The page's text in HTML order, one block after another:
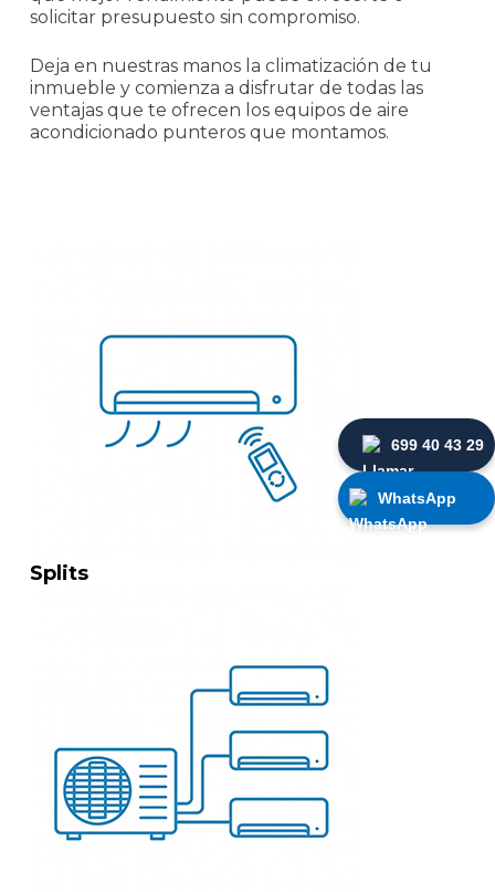
solicitar presupuesto sin compromiso.
Deja en nuestras manos la climatización de tu
inmueble y comienza a disfrutar de todas las
ventajas que te ofrecen los equipos de aire
acondicionado punteros que montamos.
Splits
699 40 43 29
WhatsApp